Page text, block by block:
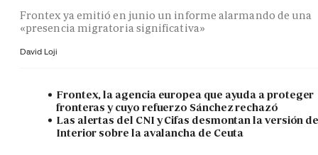
Frontex ya emitió en junio un informe alarmando de una
«presencia migratoria significativa»
David Loji
Frontex, la agencia europea que ayuda a proteger
fronteras y cuyo refuerzo Sánchez rechazó
Las alertas del CNI y Cifas desmontan la versión
Interior sobre la avalancha de Ceuta